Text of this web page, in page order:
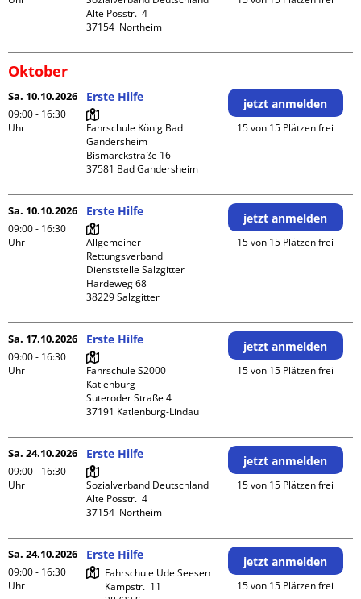
Alte Posstr.  4
Oktober
Sa. 10.10.2026
09:00 - 16:30
Uhr
Erste Hilfe
Fahrschule König Bad
Gandersheim
Bismarckstraße 16
jetzt anmelden
15 von 15 Plätzen frei
Sa. 10.10.2026
09:00 - 16:30
Uhr
Erste Hilfe
Allgemeiner
Rettungsverband
Dienststelle Salzgitter
Hardeweg 68
jetzt anmelden
15 von 15 Plätzen frei
Sa. 17.10.2026
09:00 - 16:30
Uhr
Erste Hilfe
Fahrschule S2000
Katlenburg
Suteroder Straße 4
jetzt anmelden
15 von 15 Plätzen frei
Sa. 24.10.2026
09:00 - 16:30
Uhr
Erste Hilfe
Sozialverband Deutschland
Alte Posstr.  4
jetzt anmelden
15 von 15 Plätzen frei
Sa. 24.10.2026
09:00 - 16:30
Uhr
Erste Hilfe
Fahrschule Ude Seesen
Kampstr.  11
jetzt anmelden
15 von 15 Plätzen frei